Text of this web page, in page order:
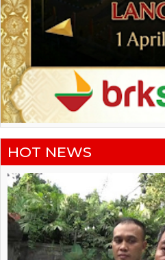
HOT NEWS